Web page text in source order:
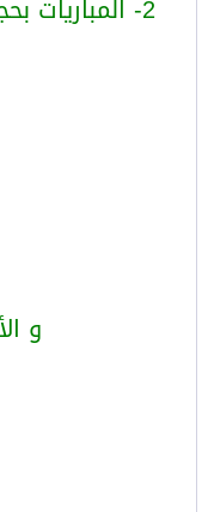
2- المباريات
و